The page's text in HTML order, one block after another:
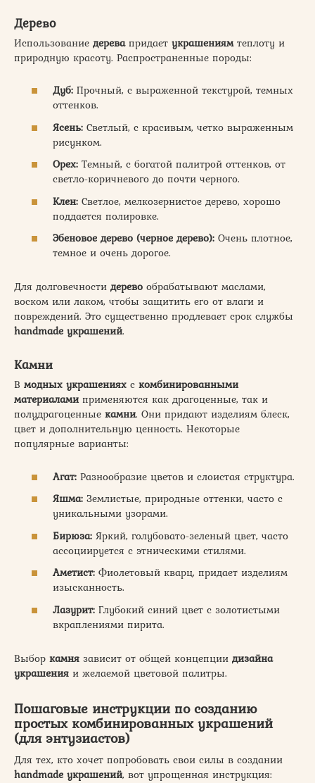
Дерево
Использование деревапридает украшениямтеплоту и
природную красоту. Распространенные породы:
Дуб: Прочный, с выраженной текстурой, темных
оттенков.
Ясень: Светлый, с красивым, четко выраженным
рисунком.
Орех: Темный, с богатой палитрой оттенков, от
светло-коричневого до почти черного.
Клен: Светлое, мелкозернистое дерево, хорошо
поддается полировке.
Эбеновое дерево (черное дерево): Очень плотное,
темное и очень дорогое.
Для долговечности дерево обрабатывают маслами,
воском или лаком, чтобы защитить его от влаги и
повреждений. Это существенно продлевает срок службы
handmade украшений.
Камни
В модных украшениях с комбинированными
материаламиприменяются как драгоценные, так и
полудрагоценные камни. Они придают изделиям блеск,
цвет и дополнительную ценность. Некоторые
популярные варианты:
Агат: Разнообразие цветов и слоистая структура.
Яшма: Землистые, природные оттенки, часто с
уникальными узорами.
Бирюза: Яркий, голубовато-зеленый цвет, часто
ассоциируется с этническими стилями.
Аметист: Фиолетовый кварц, придает изделиям
изысканность.
Лазурит: Глубокий синий цвет с золотистыми
вкраплениями пирита.
Выбор камня зависит от общей концепции дизайна
украшения и желаемой цветовой палитры.
Пошаговые инструкции по созданию
простых комбинированных украшений
(для энтузиастов)
Для тех, кто хочет попробовать свои силы в создании
handmade украшений, вот упрощенная инструкция: